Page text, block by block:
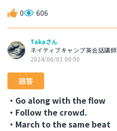
0 606
Takaさん
ネイティブキャンプ英会話講師
2024/06/01 00:00
回答
・Go along with the flow
・Follow the crowd.
・March to the same beat